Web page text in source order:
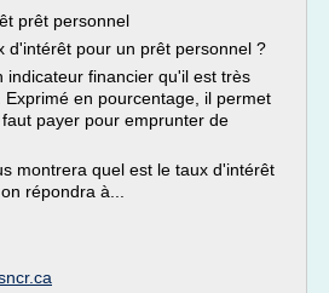
prêt personnel
d'intérêt pour un prêt personnel ?
indicateur financier qu'il est très
en pourcentage, il permet
payer pour emprunter de
montrera quel est le taux d'intérêt
répondra à...